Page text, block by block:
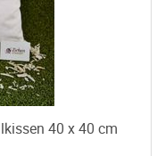
40 x 40 cm